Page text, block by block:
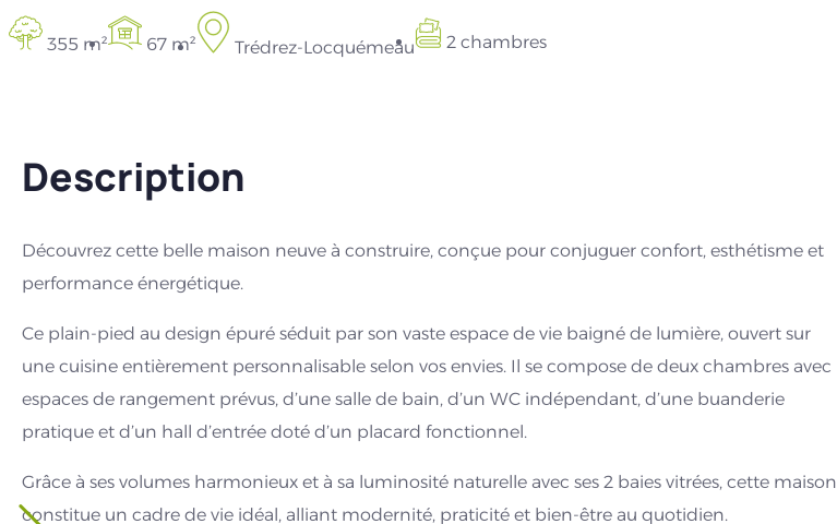
355 m² 67 m² Trédrez-Locquémeau 2 chambres
Description
Découvrez cette belle maison neuve à construire, conçue pour conjuguer confort, esthétisme et
performance énergétique.
Ce plain-pied au design épuré séduit par son vaste espace de vie baigné de lumière, ouvert sur
une cuisine entièrement personnalisable selon vos envies. Il se compose de deux chambres avec
espaces de rangement prévus, d’une salle de bain, d’un WC indépendant, d’une buanderie
pratique et d’un hall d’entrée doté d’un placard fonctionnel.
Grâce à ses volumes harmonieux et à sa luminosité naturelle avec ses 2 baies vitrées, cette maison
constitue un cadre de vie idéal, alliant modernité, praticité et bien-être au quotidien.